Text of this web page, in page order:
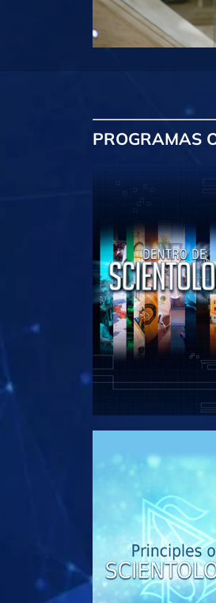
PROGRAMAS
EXPLORA LAS